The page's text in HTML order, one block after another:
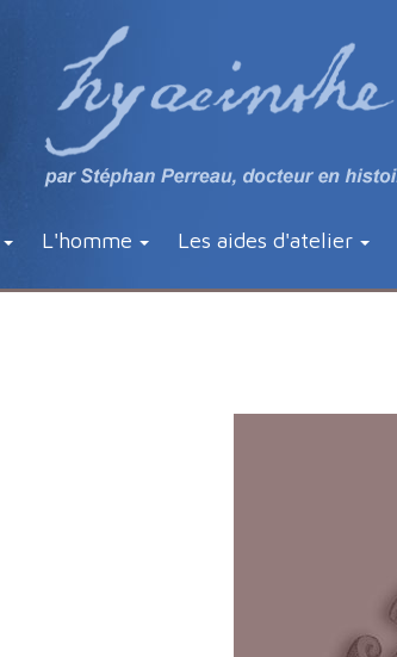
L'homme Les aides d'atelier